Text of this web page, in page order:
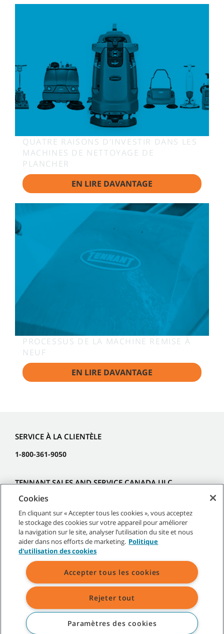
QUATRE RAISONS D’INVESTIR DANS LES
MACHINES DE NETTOYAGE DE
PLANCHER
EN LIRE DAVANTAGE
PROCESSUS DE LA MACHINE REMISE À
NEUF
EN LIRE DAVANTAGE
SERVICE À LA CLIENTÈLE
1-800-361-9050
TENNANT SALES AND SERVICE CANADA ULC
1329 Cardiff Boulevard
Mississauga
ON L5S 1R2
Canada
À PROPOS DE TENNANT
ASSISTANCE
Cookies
En cliquant sur « Accepter tous les cookies », vous acceptez
le stockage des cookies sur votre appareil pour améliorer
la navigation sur le site, analyser l’utilisation du site et nous
aider dans nos efforts de marketing. Politique
d'utilisation des cookies
Accepter tous les cookies
Rejeter tout
Paramètres des cookies